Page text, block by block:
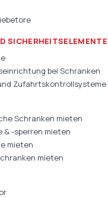
SICHERHEITSELEMENTE
bei Schranken
Zufahrtskontrollsysteme
Schranken mieten
& -sperren mieten
mieten
mieten